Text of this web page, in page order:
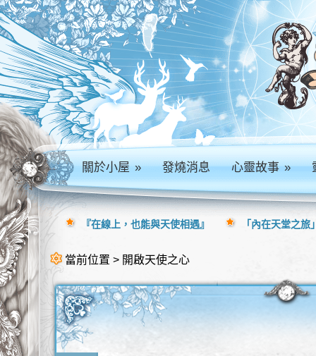
關於小屋» 發燒消息 心靈故事»
當前位置 > 開啟天使之心
『在線上，也能與天使相遇』 「內在天堂之